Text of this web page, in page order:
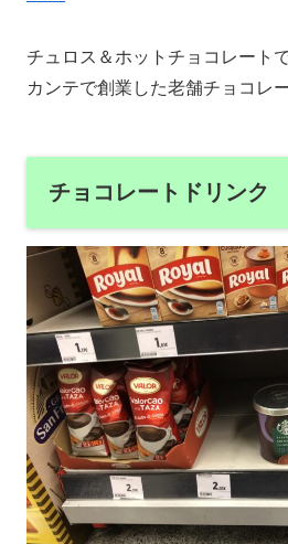
チュロス＆ホットチョコレート
カンテで創業した老舗チョコレ
チョコレートドリンク